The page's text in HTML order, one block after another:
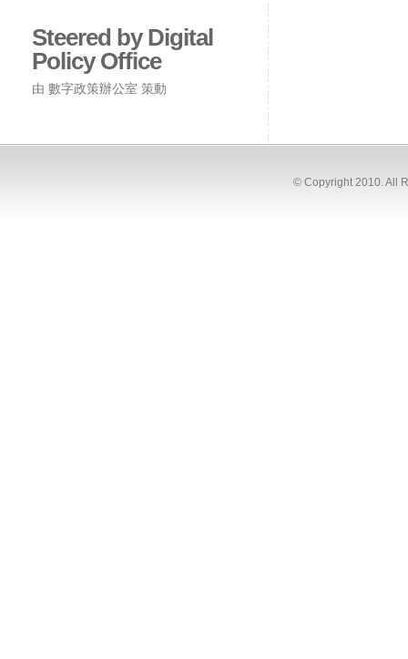
Steered by Digital
Policy Office
由 數字政策辦公室 策動
© Copyright 2010. All